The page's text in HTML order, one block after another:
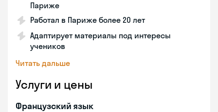
Париже
Работал в Париже более 20 лет
Адаптирует материалы под интересы
учеников
Читать дальше
Услуги и цены
Французский язык